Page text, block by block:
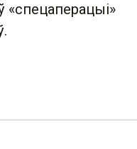
«спецаперацыі»